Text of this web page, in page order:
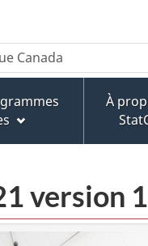
À
version